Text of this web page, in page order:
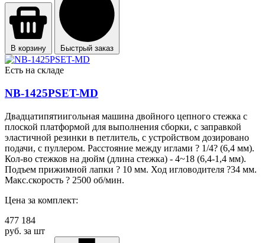
В корзину Быстрый заказ
Есть на складе
NB-1425PSET-MD
Двадцатипятиигольная машина двойного цепного стежка с
плоской платформой для выполнения сборки, с заправкой
эластичной резинки в петлитель, с устройством дозировано
подачи, с пуллером. Расстояние между иглами ? 1/4? (6,4 мм).
Кол-во стежков на дюйм (длина стежка) - 4~18 (6,4-1,4 мм).
Подъем прижимной лапки ? 10 мм. Ход игловодителя ?34 мм.
Макс.скорость ? 2500 об/мин.
Цена за комплект:
477 184
руб. за шт